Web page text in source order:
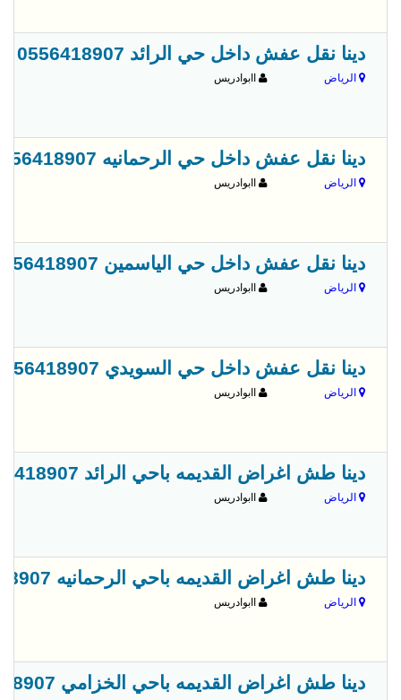
دينا نقل عفش داخل حي الرائد 0556418907
الرياض اابوادريس
دينا نقل عفش داخل حي الرحمانيه 0556418907
الرياض اابوادريس
دينا نقل عفش داخل حي الياسمين 0556418907
الرياض اابوادريس
دينا نقل عفش داخل حي السويدي 0556418907
الرياض اابوادريس
دينا طش اغراض القديمه باحي الرائد 0556418907
الرياض اابوادريس
دينا طش اغراض القديمه باحي الرحمانيه 0556418907
الرياض اابوادريس
دينا طش اغراض القديمه باحي الخزامي 0556418907